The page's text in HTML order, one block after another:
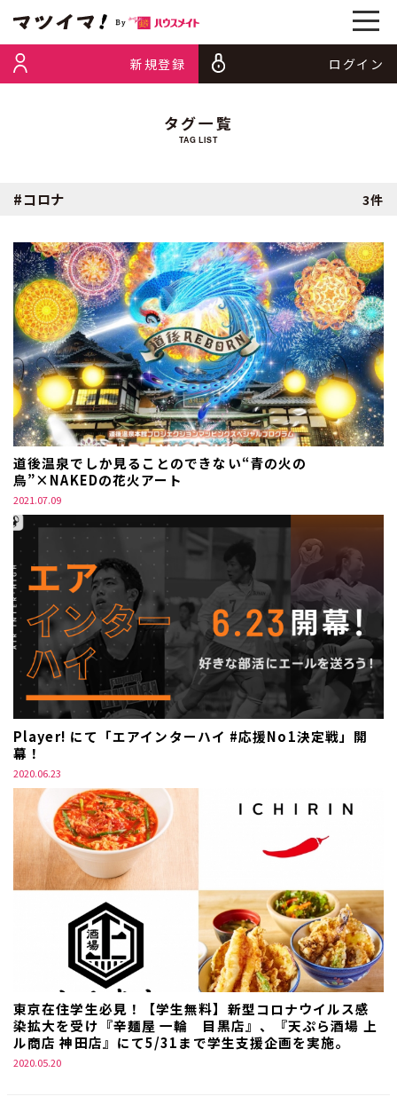
新規登録 ログイン
タグ一覧
TAG LIST
#コロナ 3件
道後温泉でしか見ることのできない“青の火の
鳥”×NAKEDの花火アート
2021.07.09
Player! にて「エアインターハイ #応援No1決定戦」開
幕！
2020.06.23
東京在住学生必見！【学生無料】新型コロナウイルス感
染拡大を受け『辛麺屋 一輪 目黒店』、『天ぷら酒場 上
ル商店 神田店』にて5/31まで学生支援企画を実施。
2020.05.20